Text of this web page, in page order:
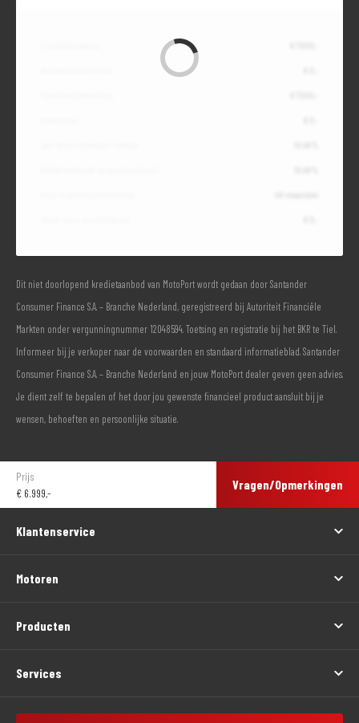
Dit niet doorlopend kredietaanbod van MotoPort wordt gedaan door Santander
Consumer Finance S.A. – Branche Nederland, geregistreerd bij Autoriteit Financiële
Markten onder vergunningnummer 12048594. Toetsing en registratie bij het BKR te Tiel.
Informeer bij je verkoper naar de voorwaarden en standaard informatieblad. Santander
Consumer Finance S.A. – Branche Nederland en jouw MotoPort dealer geven geen advies.
Je dient zelf te bepalen of het door jou gewenste financieel product aansluit bij je
wensen, behoeften en persoonlijke situatie.
Prijs
€ 6.999,-
Vragen/Opmerkingen
Klantenservice
Motoren
Producten
Services